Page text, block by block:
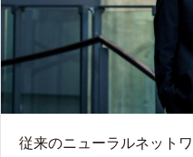
従来のニューラルネット